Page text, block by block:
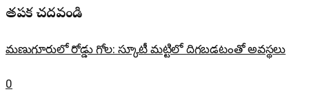
తప్పక చదవండి
మణుగూరులో రోడ్డు గోల: స్కూటీ మట్టిలో దిగబడటంతో అవస్థలు
0